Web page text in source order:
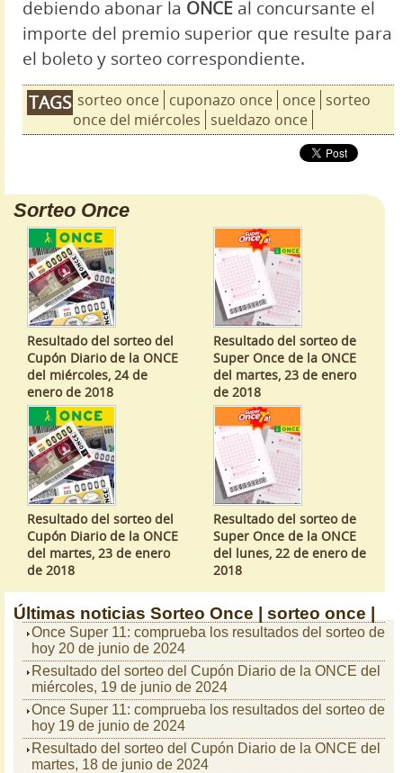
debiendo abonar la ONCE al concursante el
importe del premio superior que resulte para
el boleto y sorteo correspondiente.
TAGS sorteo once cuponazo once once sorteo
once del miércoles sueldazo once
Sorteo Once
Resultado del sorteo del
Cupón Diario de la ONCE
del miércoles, 24 de
enero de 2018
Resultado del sorteo de
Super Once de la ONCE
del martes, 23 de enero
de 2018
Resultado del sorteo del
Cupón Diario de la ONCE
del martes, 23 de enero
de 2018
Resultado del sorteo de
Super Once de la ONCE
del lunes, 22 de enero de
2018
Últimas noticias Sorteo Once | sorteo once |
Once Super 11: comprueba los resultados del sorteo de
hoy 20 de junio de 2024
Resultado del sorteo del Cupón Diario de la ONCE del
miércoles, 19 de junio de 2024
Once Super 11: comprueba los resultados del sorteo de
hoy 19 de junio de 2024
Resultado del sorteo del Cupón Diario de la ONCE del
martes, 18 de junio de 2024